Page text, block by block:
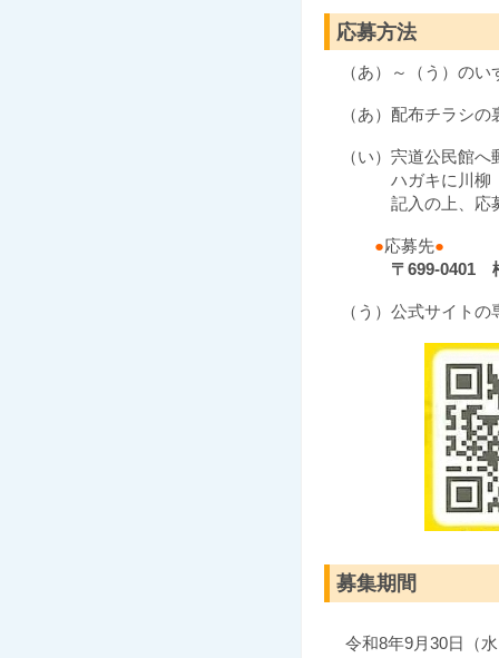
応募方法
（あ）～（う）のい
（あ）配布チラシの
（い）宍道公民館へ
ハガキに川柳（3作
記入の上、応
●応募先●
〒699-0401
（う）公式サイトの
募集期間
令和8年9月30日（